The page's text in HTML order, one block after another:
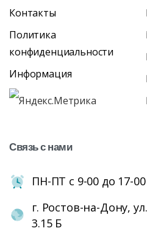
Контакты
Политика
конфиденциальности
Информация
Связьснами
ПН-ПТ с 9-00 до 17-
г. Ростов-на-Дону,
3.15 Б